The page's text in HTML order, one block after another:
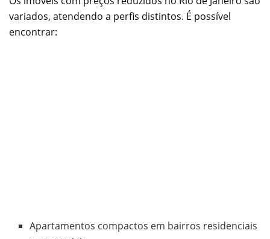
variados, atendendo a perfis distintos. É possível
encontrar:
Apartamentos compactos em bairros residenciais